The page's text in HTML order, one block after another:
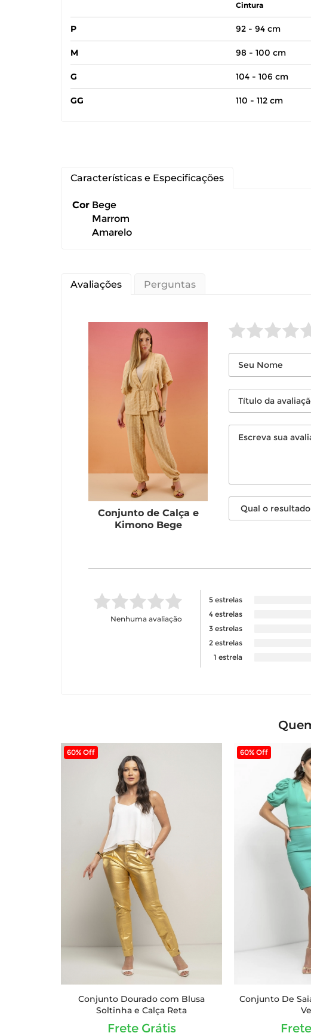
Cintura
P 92 - 94 cm
M 98 - 100 cm
G 104 - 106 cm
GG 110 - 112 cm
Características e Especificações
Cor Bege
Marrom
Amarelo
Avaliações Perguntas
Conjunto de Calça e
Kimono Bege
Nenhuma avaliação
5 estrelas
4 estrelas
3 estrelas
2 estrelas
1 estrela
60% Off
Conjunto Dourado com Blusa
Soltinha e Calça Reta
Frete Grátis
60% Off
Conjunto De